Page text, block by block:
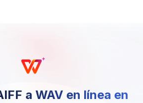
a WAV en línea en